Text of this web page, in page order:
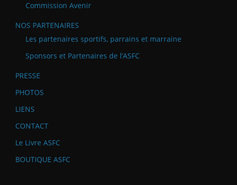
Commission Avenir
NOS PARTENAIRES
Les partenaires sportifs, parrains et marraine
Sponsors et Partenaires de l’ASFC
PRESSE
PHOTOS
LIENS
CONTACT
Le Livre ASFC
BOUTIQUE ASFC